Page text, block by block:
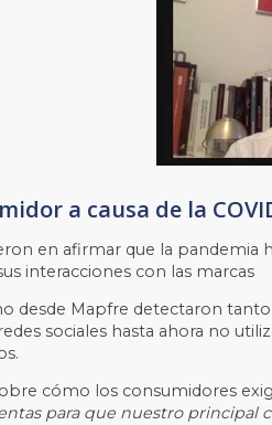
a causa de la
en afirmar que la pandemia
interacciones con las marcas
desde Mapfre detectaron
sociales hasta ahora no
cómo los consumidores
para que nuestro principal